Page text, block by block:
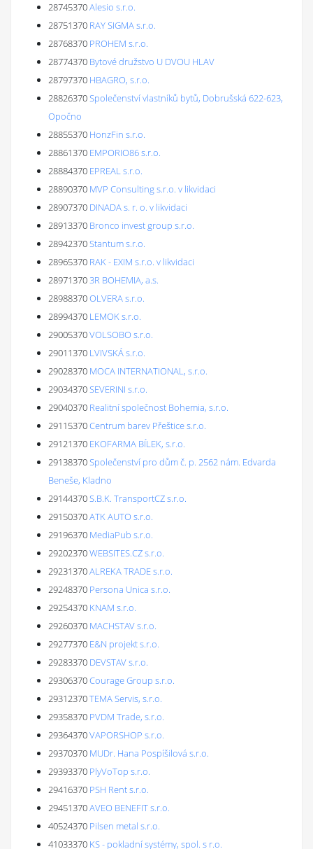
28745370Alesio s.r.o.
28751370 RAY SIGMA s.r.o.
28768370 PROHEM s.r.o.
28774370 Bytové družstvo U DVOU HLAV
28797370 HBAGRO, s.r.o.
28826370Společenství vlastníků bytů, Dobrušská 622-623,
Opočno
28855370 HonzFin s.r.o.
28861370 EMPORIO86 s.r.o.
28884370 EPREAL s.r.o.
28890370 MVP Consulting s.r.o. v likvidaci
28907370 DINADA s. r. o. v likvidaci
28913370 Bronco invest group s.r.o.
28942370Stantum s.r.o.
28965370 RAK - EXIM s.r.o. v likvidaci
289713703R BOHEMIA, a.s.
28988370OLVERA s.r.o.
28994370 LEMOK s.r.o.
29005370VOLSOBO s.r.o.
29011370 LVIVSKÁ s.r.o.
29028370 MOCA INTERNATIONAL, s.r.o.
29034370SEVERINI s.r.o.
29040370 Realitní společnost Bohemia, s.r.o.
29115370Centrum barev Přeštice s.r.o.
29121370 EKOFARMA BÍLEK, s.r.o.
29138370Společenství pro dům č. p. 2562 nám. Edvarda
Beneše, Kladno
29144370S.B.K. TransportCZ s.r.o.
29150370ATK AUTO s.r.o.
29196370 MediaPub s.r.o.
29202370WEBSITES.CZ s.r.o.
29231370ALREKA TRADE s.r.o.
29248370 Persona Unica s.r.o.
29254370 KNAM s.r.o.
29260370 MACHSTAV s.r.o.
29277370 E&N projekt s.r.o.
29283370 DEVSTAV s.r.o.
29306370Courage Group s.r.o.
29312370TEMA Servis, s.r.o.
29358370 PVDM Trade, s.r.o.
29364370VAPORSHOP s.r.o.
29370370 MUDr. Hana Pospíšilová s.r.o.
29393370 PlyVoTop s.r.o.
29416370 PSH Rent s.r.o.
29451370AVEO BENEFIT s.r.o.
40524370 Pilsen metal s.r.o.
41033370 KS - pokladní systémy, spol. s r.o.